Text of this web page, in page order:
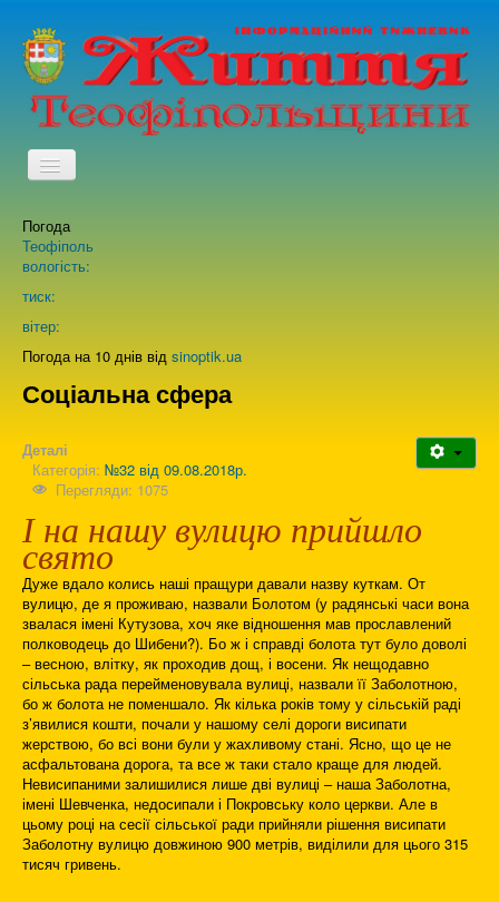
TPL_PROTOSTAR_TOGGLE_MENU
Про нас
Зворотній зв'язок
Погода
Теофіполь
вологість:
тиск:
вітер:
Погода на 10 днів від sinoptik.ua
Соціальна сфера
Деталі
Категорія: №32 від 09.08.2018р.
Перегляди: 1075
І на нашу вулицю прийшло
свято
Дуже вдало колись наші пращури давали назву куткам. От
вулицю, де я проживаю, назвали Болотом (у радянські часи вона
звалася імені Кутузова, хоч яке відношення мав прославлений
полководець до Шибени?). Бо ж і справді болота тут було доволі
– весною, влітку, як проходив дощ, і восени. Як нещодавно
сільська рада перейменовувала вулиці, назвали її Заболотною,
бо ж болота не поменшало. Як кілька років тому у сільській раді
з’явилися кошти, почали у нашому селі дороги висипати
жерствою, бо всі вони були у жахливому стані. Ясно, що це не
асфальтована дорога, та все ж таки стало краще для людей.
Невисипаними залишилися лише дві вулиці – наша Заболотна,
імені Шевченка, недосипали і Покровську коло церкви. Але в
цьому році на сесії сільської ради прийняли рішення висипати
Заболотну вулицю довжиною 900 метрів, виділили для цього 315
тисяч гривень.